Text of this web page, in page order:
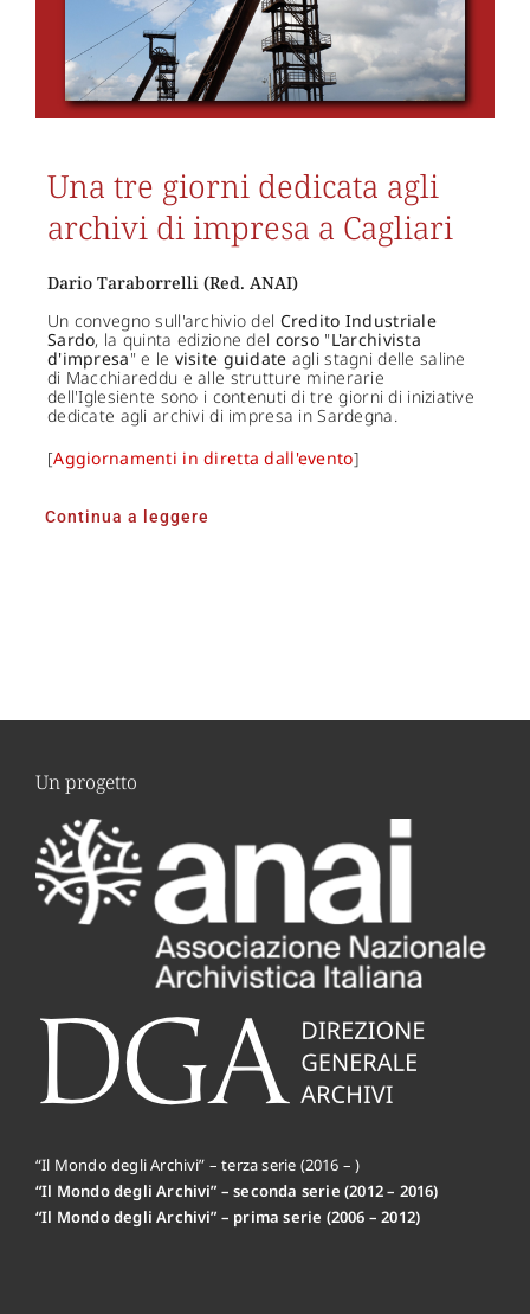
Una tre giorni dedicata agli
archivi di impresa a Cagliari
Dario Taraborrelli (Red. ANAI)
Un convegno sull'archivio del Credito Industriale
Sardo, la quinta edizione del corso"L'archivista
d'impresa" e le visite guidate agli stagni delle saline
di Macchiareddu e alle strutture minerarie
dell'Iglesiente sono i contenuti di tre giorni di iniziative
dedicate agli archivi di impresa in Sardegna.
[Aggiornamenti in diretta dall'evento]
Continua a leggere
Un progetto
“Il Mondo degli Archivi” – terza serie (2016 – )
“Il Mondo degli Archivi” – seconda serie (2012 – 2016)
“Il Mondo degli Archivi” – prima serie (2006 – 2012)